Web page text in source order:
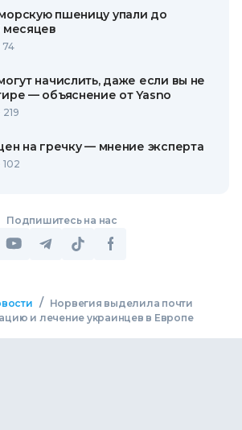
пшеницу упали до
месяцев
74
начислить, даже если вы не
— объяснение от Yasno
219
на гречку — мнение эксперта
102
Подпишитесь на нас
/
Норвегия выделила почти
и лечение украинцев в Европе